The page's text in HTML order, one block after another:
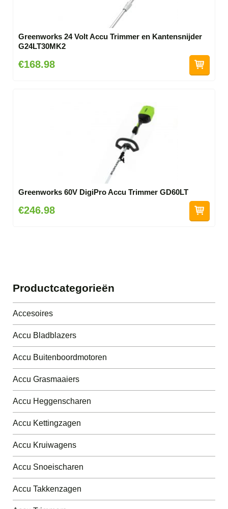
Greenworks 24 Volt Accu Trimmer en Kantensnijder
G24LT30MK2
€168.98
Greenworks 60V DigiPro Accu Trimmer GD60LT
€246.98
Productcategorieën
Accesoires
Accu Bladblazers
Accu Buitenboordmotoren
Accu Grasmaaiers
Accu Heggenscharen
Accu Kettingzagen
Accu Kruiwagens
Accu Snoeischaren
Accu Takkenzagen